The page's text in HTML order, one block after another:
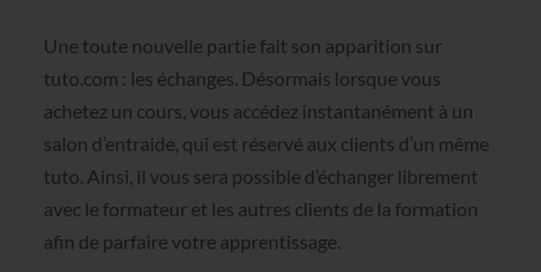
Une toute nouvelle partie fait son apparition sur
tuto.com : les échanges. Désormais lorsque vous
achetez un cours, vous accédez instantanément à un
salon d’entraide, qui est réservé aux clients d’un même
tuto. Ainsi, il vous sera possible d’échanger librement
avec le formateur et les autres clients de la formation
afin de parfaire votre apprentissage.